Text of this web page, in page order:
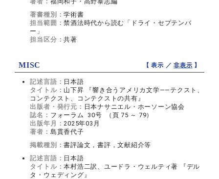
著書種別：学術書
担当範囲：禁酒法時代から読む「ドライ・セプテンバ
ー」
担当区分：共著
MISC 【 表示 ／非表示 】
記述言語： 日本語
タイトル： 山下昇 『響き合うアメリカ文学――テクスト、
コンテクスト、コンテクストの共有』
出版者・発行元： 日本ナサニエル・ホーソーン協会
誌名： フォーラム 30号 （頁 75 ～ 79）
出版年月：2025年03月
著者： 島貫香代子
掲載種別：書評論文，書評，文献紹介等
記述言語： 日本語
タイトル：本村浩二訳、ユードラ・ウェルティ著 『デル
タ・ウェディング』